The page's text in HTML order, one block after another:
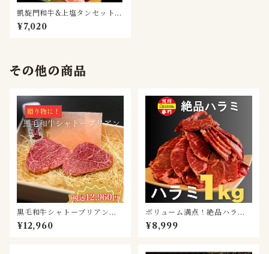
凱旋門和牛&上塩タンセット(2
～3名様用)
¥7,020
その他の商品
黒毛和牛シャトーブリアン（1
50ｇ×2個）
¥12,960
ボリューム満点！絶品ハラミ1
kg
¥8,999